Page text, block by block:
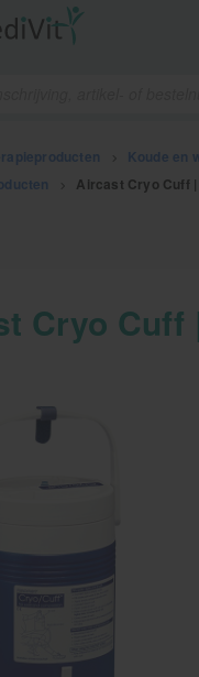
Koude en
Aircast Cryo Cuff
warmte therapie
en skeletten
Ultrasoundgel
Cryo Cuff